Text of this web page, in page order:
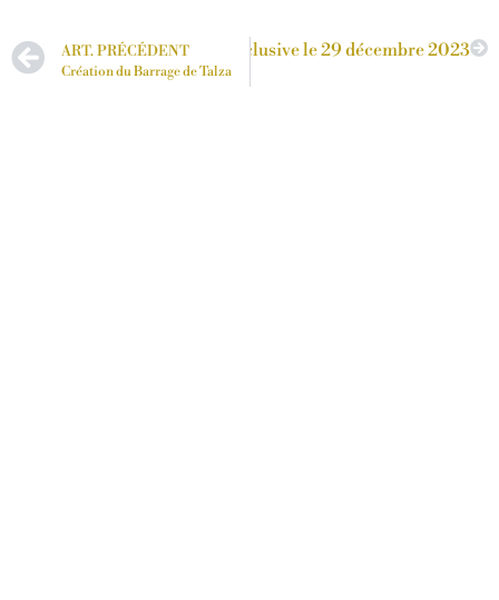
ART. PRÉCÉDENT
Création du Barrage de Talza
COMMUNALE Réunion conclusive le 29 décembre 2023